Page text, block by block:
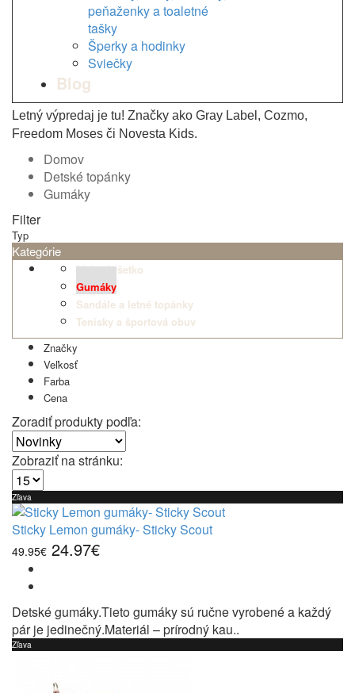
peňaženky a toaletné
tašky
Šperky a hodinky
Sviečky
Blog
Letný výpredaj je tu! Značky ako Gray Label, Cozmo,
Freedom Moses či Novesta Kids.
Domov
Detské topánky
Gumáky
Filter
Typ
Kategórie
Ukázať všetko
Gumáky
Sandále a letné topánky
Tenisky a športová obuv
Značky
Veľkosť
Farba
Cena
Zoradiť produkty podľa:
Zobraziť na stránku:
Zľava
Sticky Lemon gumáky- Sticky Scout
49.95€ 24.97€
Detské gumáky.Tieto gumáky sú ručne vyrobené a každý
pár je jedinečný.Materiál – prírodný kau..
Zľava